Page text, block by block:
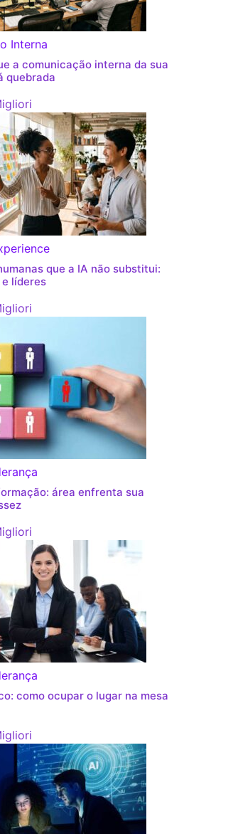
Interna
a comunicação interna da sua
quebrada
que a IA não substitui:
e líderes
área enfrenta sua
como ocupar o lugar na mesa